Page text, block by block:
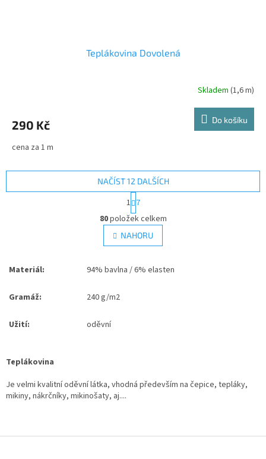
Teplákovina Dovolená
Skladem (1,6 m)
290 Kč Do košíku
cena za 1 m
O
v
l
á
a
p
NAČÍST 12 DALŠÍCH
S
t
r
á
n
k
v
1 7
80položek celkem
NAHORU
Materiál: 94% bavlna / 6% elasten
Gramáž: 240 g/m2
Užití: oděvní
Teplákovina
Je velmi kvalitní oděvní látka, vhodná především na čepice, tepláky,
mikiny, nákrčníky, mikinošaty, aj....